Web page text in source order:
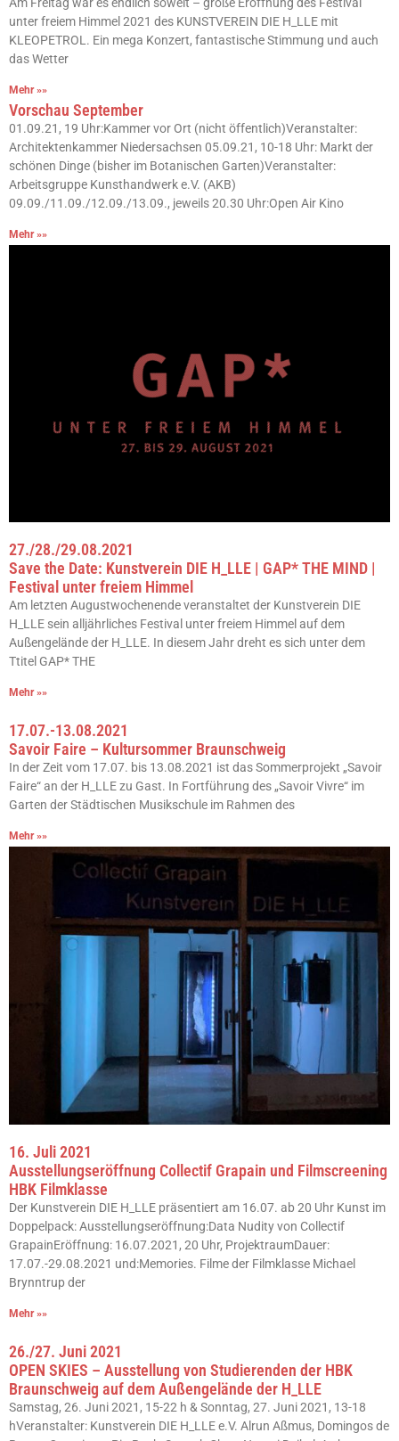
unter freiem Himmel 2021 des KUNSTVEREIN DIE H_LLE mit
KLEOPETROL. Ein mega Konzert, fantastische Stimmung und auch
das Wetter
Mehr »»
Vorschau September
01.09.21, 19 Uhr:Kammer vor Ort (nicht öffentlich)Veranstalter:
Architektenkammer Niedersachsen 05.09.21, 10-18 Uhr: Markt der
schönen Dinge (bisher im Botanischen Garten)Veranstalter:
Arbeitsgruppe Kunsthandwerk e.V. (AKB)
09.09./11.09./12.09./13.09., jeweils 20.30 Uhr:Open Air Kino
Mehr »»
27./28./29.08.2021
Save the Date: Kunstverein DIE H_LLE | GAP* THE MIND |
Festival unter freiem Himmel
Am letzten Augustwochenende veranstaltet der Kunstverein DIE
H_LLE sein alljährliches Festival unter freiem Himmel auf dem
Außengelände der H_LLE. In diesem Jahr dreht es sich unter dem
Ttitel GAP* THE
Mehr »»
17.07.-13.08.2021
Savoir Faire – Kultursommer Braunschweig
In der Zeit vom 17.07. bis 13.08.2021 ist das Sommerprojekt „Savoir
Faire“ an der H_LLE zu Gast. In Fortführung des „Savoir Vivre“ im
Garten der Städtischen Musikschule im Rahmen des
Mehr »»
16. Juli 2021
Ausstellungseröffnung Collectif Grapain und Filmscreening
HBK Filmklasse
Der Kunstverein DIE H_LLE präsentiert am 16.07. ab 20 Uhr Kunst im
Doppelpack: Ausstellungseröffnung:Data Nudity von Collectif
GrapainEröffnung: 16.07.2021, 20 Uhr, ProjektraumDauer:
17.07.-29.08.2021 und:Memories. Filme der Filmklasse Michael
Brynntrup der
Mehr »»
26./27. Juni 2021
OPEN SKIES – Ausstellung von Studierenden der HBK
Braunschweig auf dem Außengelände der H_LLE
Samstag, 26. Juni 2021, 15-22 h & Sonntag, 27. Juni 2021, 13-18
hVeranstalter: Kunstverein DIE H_LLE e.V. Alrun Aßmus, Domingos de